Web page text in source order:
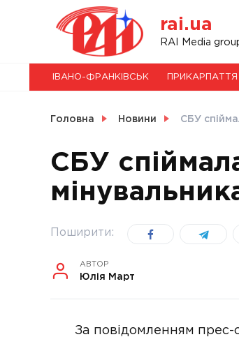
rai.ua
RAI Media
НОВИНИ
СВІТ
УКРАЇНА
ІВАНО-ФРАНКІВСЬК ПРИКАРПАТТЯ
Головна Новини СБУ
СБУ
Поширити:
АВТОР
Юлія Март
За повідомленням прес-